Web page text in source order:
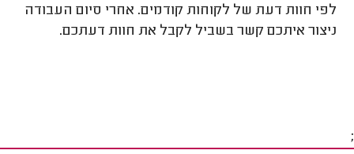
לפי חוות דעת של לקוחות קודמים. אחרי סיום העבודה
ניצור איתכם קשר בשביל לקבל את חוות דעתכם.
;